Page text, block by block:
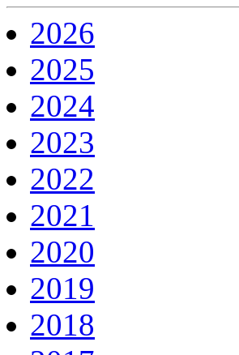
2026
2025
2024
2023
2022
2021
2020
2019
2018